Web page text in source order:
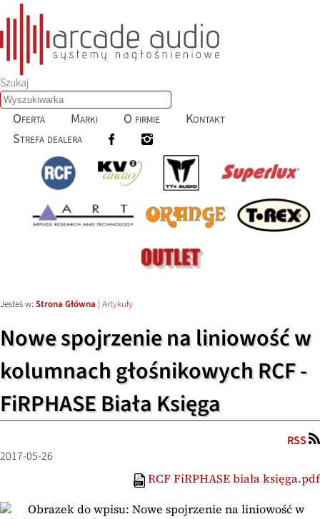
Szukaj
Oferta Marki O firmie
Kontakt
Strefa dealera
Jesteś w: Strona Główna | Artykuły
Nowe spojrzenie na liniowość w
kolumnach głośnikowych RCF -
FiRPHASE Biała Księga
RSS
2017-05-26
RCF FiRPHASE biała księga.pdf